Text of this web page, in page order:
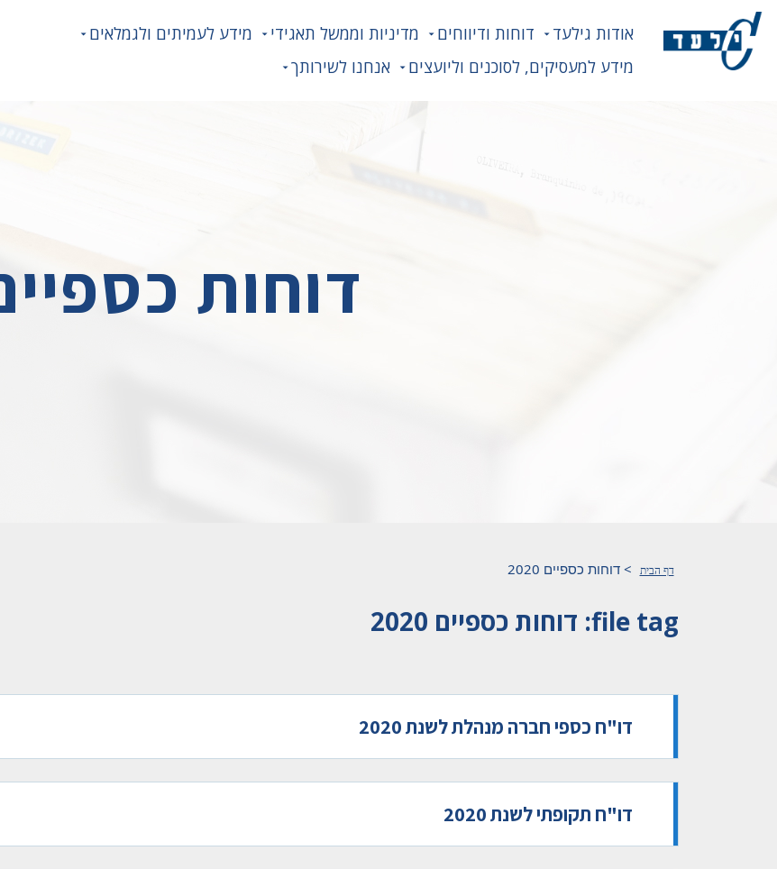
אודות גילעד דוחות ודיווחים מדיניות וממשל תאגידי
מידע לעמיתים ולגמלאים
מידע למעסיקים, לסוכנים וליועצים
אנחנו לשירותך
דוחות
דף הבית >דוחות כספיים 2020
file tag: דוחות כספיים 2020
דו"ח כספי חברה מנהלת לשנת 2020
דו"ח תקופתי לשנת 2020